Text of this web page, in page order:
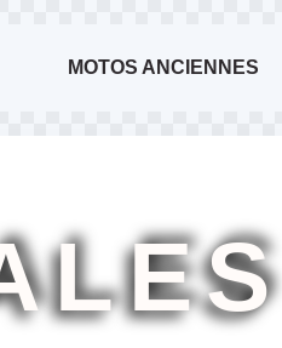
MOTOS ANCIENNES